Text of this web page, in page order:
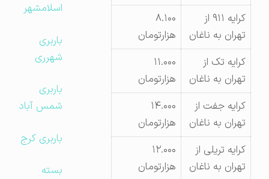
کرایه ۹۱۱ از
تهران به ناغان
۸.۱۰۰
هزارتومان
کرایه تک از
تهران به ناغان
۱۱.۰۰۰
هزارتومان
کرایه جفت از
تهران به ناغان
۱۴.۰۰۰
هزارتومان
کرایه تریلی از
تهران به ناغان
۱۲.۰۰۰
هزارتومان
اسلامشهر
باربری
شهرری
باربری
شمس آباد
باربری کرج
بسته